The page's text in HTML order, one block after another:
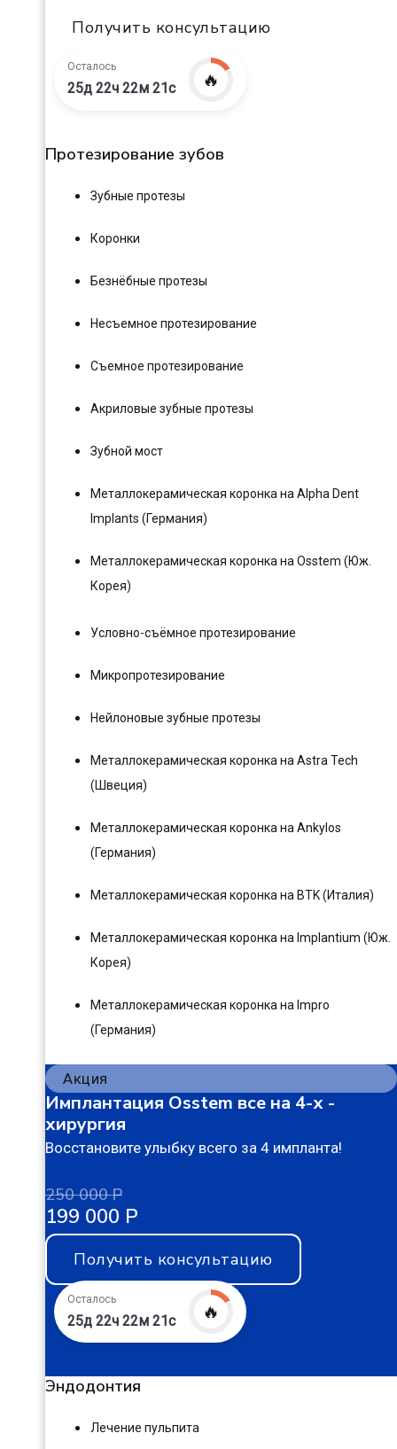
Получить консультацию
Осталось
25д 22ч 22м 20с 🔥
Протезирование зубов
Зубные протезы
Коронки
Безнёбные протезы
Несъемное протезирование
Съемное протезирование
Акриловые зубные протезы
Зубной мост
Металлокерамическая коронка на Alpha Dent
Implants (Германия)
Металлокерамическая коронка на Osstem (Юж.
Корея)
Условно-съёмное протезирование
Микропротезирование
Нейлоновые зубные протезы
Металлокерамическая коронка на Astra Tech
(Швеция)
Металлокерамическая коронка на Ankylos
(Германия)
Металлокерамическая коронка на BTK (Италия)
Металлокерамическая коронка на Implantium (Юж.
Корея)
Металлокерамическая коронка на Impro
(Германия)
Акция
Имплантация Osstem все на 4-х -
хирургия
Восстановите улыбку всего за 4 импланта!
250 000 Р
199 000 Р
Получить консультацию
Осталось
25д 22ч 22м 20с 🔥
Эндодонтия
Лечение пульпита